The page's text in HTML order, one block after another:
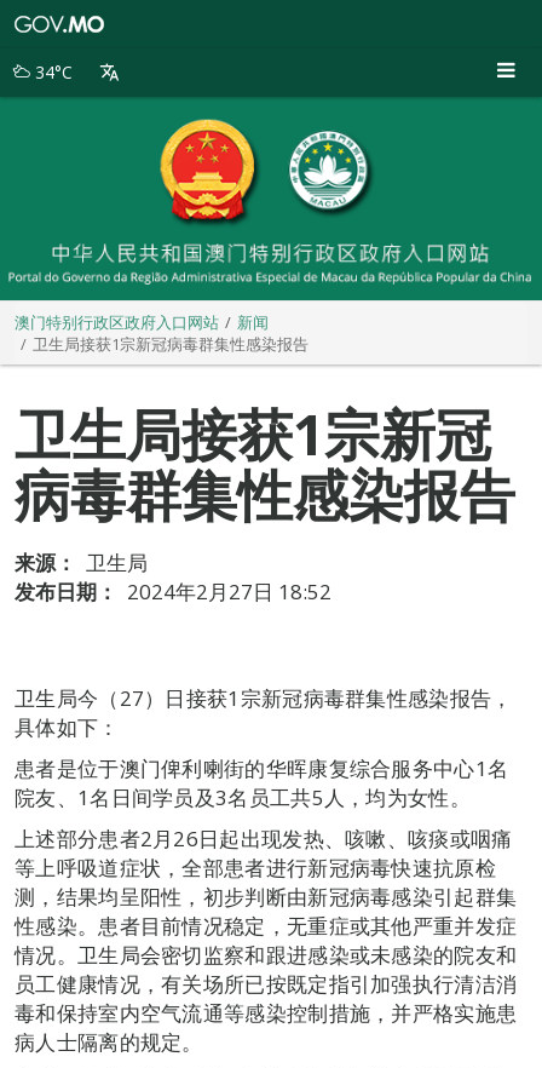
别
34°C
澳门特别行政区政府入口网站
新闻
卫生局接获1宗新冠病毒群集性感染报告
卫生局接获1宗新冠
病毒群集性感染报告
来源：
卫生局
发布日期：
2024年2月27日 18:52
卫生局今（27）日接获1宗新冠病毒群集性感染报告，
具体如下：
患者是位于澳门俾利喇街的华晖康复综合服务中心1名
院友、1名日间学员及3名员工共5人，均为女性。
上述部分患者2月26日起出现发热、咳嗽、咳痰或咽痛
等上呼吸道症状，全部患者进行新冠病毒快速抗原检
测，结果均呈阳性，初步判断由新冠病毒感染引起群集
性感染。患者目前情况稳定，无重症或其他严重并发症
情况。卫生局会密切监察和跟进感染或未感染的院友和
员工健康情况，有关场所已按既定指引加强执行清洁消
毒和保持室内空气流通等感染控制措施，并严格实施患
病人士隔离的规定。